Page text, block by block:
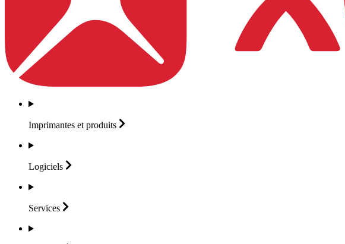
Imprimantes et produits
Logiciels
Services